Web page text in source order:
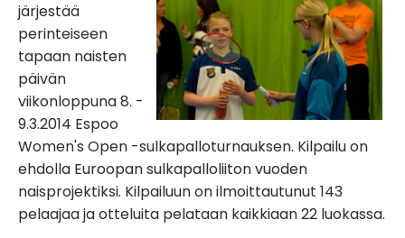
järjestää
perinteiseen
tapaan naisten
päivän
viikonloppuna 8. -
9.3.2014 Espoo
Women's Open -sulkapalloturnauksen. Kilpailu on
ehdolla Euroopan sulkapalloliiton vuoden
naisprojektiksi. Kilpailuun on ilmoittautunut 143
pelaajaa ja otteluita pelataan kaikkiaan 22 luokassa.